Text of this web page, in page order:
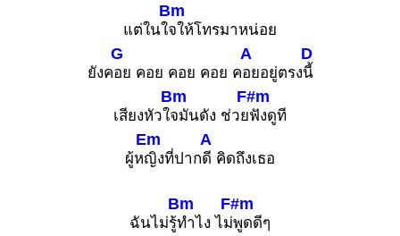
แต่ในใ
Bm
จให้โทรมาหน่อย
ยังค
G
อย คอย คอย คอย ค
A
อยอยู่ตรง
D
นี้
เสียงหัวใ
Bm
จมันดัง ช่วย
F#m
ฟังดูที
ผู้ห
Em
ญิงที่ปาก
A
ดี คิดถึงเธอ
ฉันไม่รู้
Bm
ทำไง ไม่
F#m
พูดดีๆ